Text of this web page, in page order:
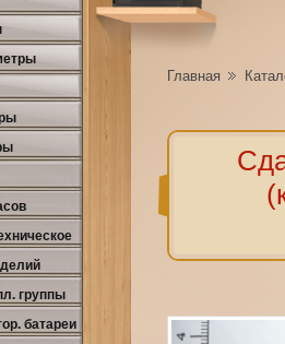
группы
батареи
Главная